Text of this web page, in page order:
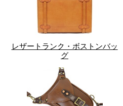
レザートランク・ボストンバッ
グ